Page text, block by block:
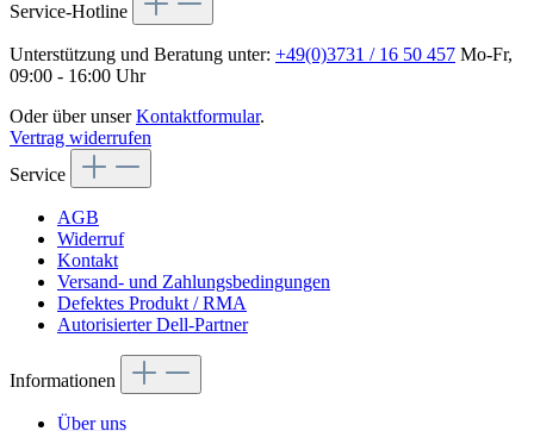
Service-Hotline
Unterstützung und Beratung unter: +49(0)3731 / 16 50 457 Mo-Fr,
09:00 - 16:00 Uhr
Oder über unserKontaktformular.
Vertrag widerrufen
Service
AGB
Widerruf
Kontakt
Versand- und Zahlungsbedingungen
Defektes Produkt / RMA
Autorisierter Dell-Partner
Informationen
Über uns